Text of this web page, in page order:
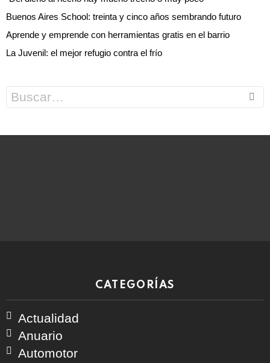
Buenos Aires School: treinta y cinco años sembrando futuro
Aprende y emprende con herramientas gratis en el barrio
La Juvenil: el mejor refugio contra el frío
for:
CATEGORÍAS
Actualidad
Anuario
Automotor